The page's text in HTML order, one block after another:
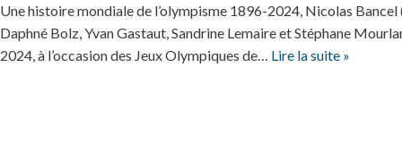
Une histoire mondiale de l’olympisme 1896-2024, Nicolas
Daphné Bolz, Yvan Gastaut, Sandrine Lemaire et Stéphane
2024, à l’occasion des Jeux Olympiques de… Lire la suite »